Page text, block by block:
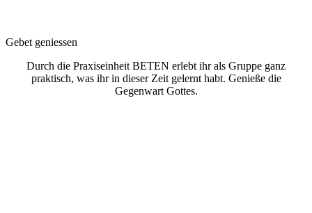
Gebet geniessen
Durch die Praxiseinheit BETEN erlebt ihr als Gruppe ganz
praktisch, was ihr in dieser Zeit gelernt habt. Genieße die
Gegenwart Gottes.